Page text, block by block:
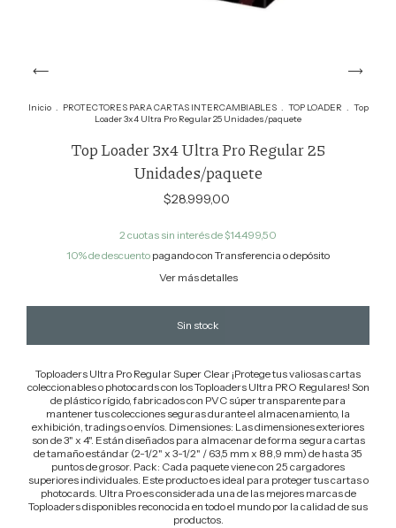
Inicio . PROTECTORES PARA CARTAS INTERCAMBIABLES . TOP LOADER . Top
Loader 3x4 Ultra Pro Regular 25 Unidades/paquete
Top Loader 3x4 Ultra Pro Regular 25
Unidades/paquete
$28.999,00
2 cuotas sin interés de $14.499,50
10% de descuento pagando con Transferencia o depósito
Ver más detalles
Toploaders Ultra Pro Regular Super Clear ¡Protege tus valiosas cartas
coleccionables o photocards con los Toploaders Ultra PRO Regulares! Son
de plástico rígido, fabricados con PVC súper transparente para
mantener tus colecciones seguras durante el almacenamiento, la
exhibición, tradings o envíos. Dimensiones: Las dimensiones exteriores
son de 3" x 4". Están diseñados para almacenar de forma segura cartas
de tamaño estándar (2-1/2" x 3-1/2" / 63,5 mm x 88,9 mm) de hasta 35
puntos de grosor. Pack: Cada paquete viene con 25 cargadores
superiores individuales. Este producto es ideal para proteger tus cartas o
photocards. Ultra Pro es considerada una de las mejores marcas de
Toploaders disponibles reconocida en todo el mundo por la calidad de sus
productos.